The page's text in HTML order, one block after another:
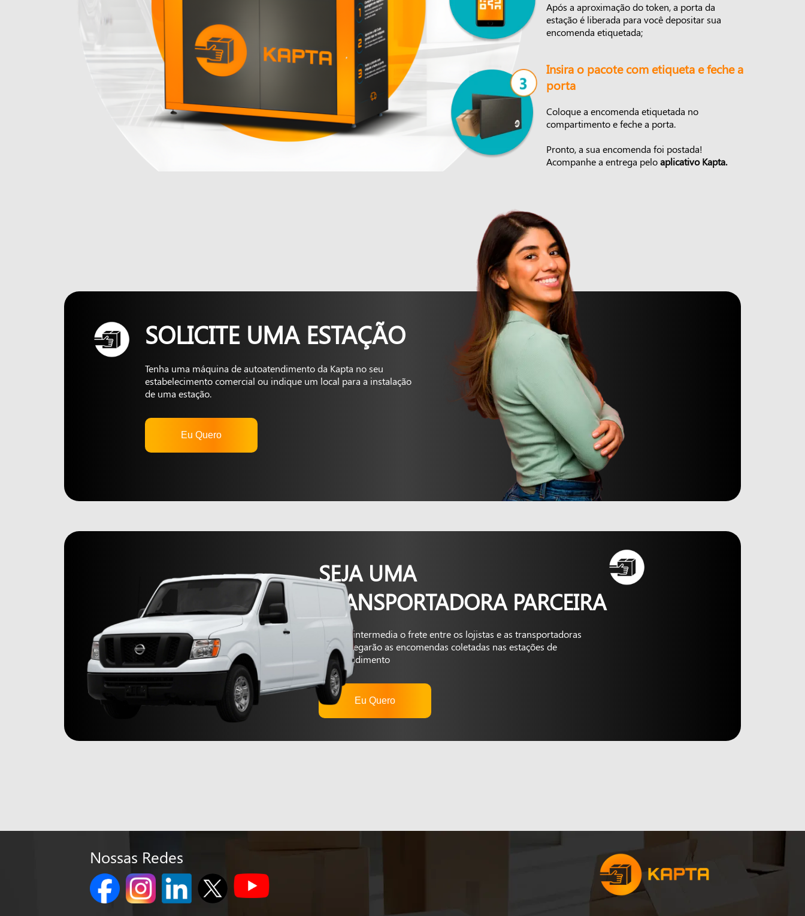
Após a aproximação do token, a porta da
estação é liberada para você depositar sua
encomenda etiquetada;
Insira o pacote com etiqueta e feche a
porta
Coloque a encomenda etiquetada no
compartimento e feche a porta.
Pronto, a sua encomenda foi postada!
Acompanhe a entrega peloaplicativo Kapta.
SOLICITE UMA ESTAÇÃO
Tenha uma máquina de autoatendimento da Kapta no seu
estabelecimento comercial ou indique um local para a instalação
de uma estação.
Eu Quero
SEJA UMA
TRANSPORTADORA PARCEIRA
A Kapta intermedia o frete entre os lojistas e as transportadoras
que entregarão as encomendas coletadas nas estações de
autoatendimento
Eu Quero
Nossas Redes